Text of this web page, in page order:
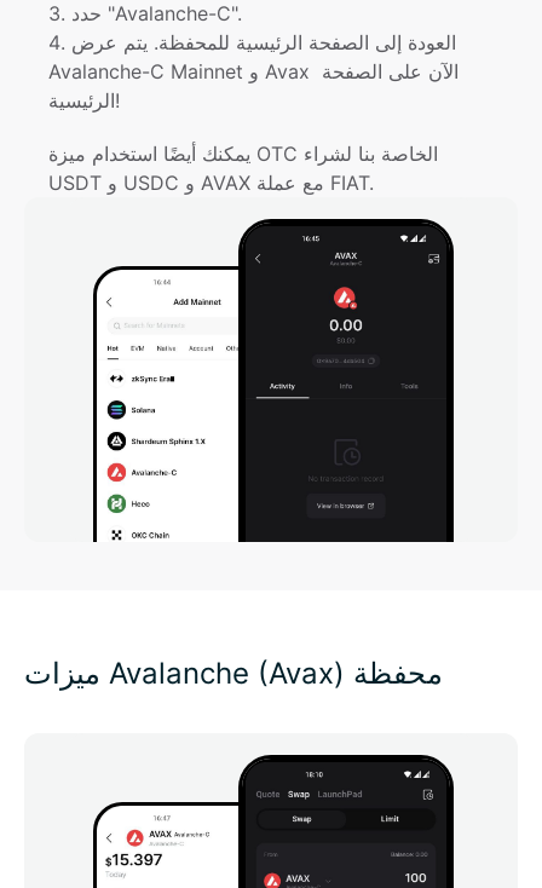
3.
حدد "Avalanche-C".
4. العودة إلى الصفحة الرئيسية للمحفظة. يتم عرض
Avalanche-C Mainnet و Avax الآن على الصفحة
الرئيسية!
يمكنك أيضًا استخدام ميزة OTC الخاصة بنا لشراء
USDT و USDC و AVAX مع عملة FIAT.
ميزات Avalanche (Avax) محفظة